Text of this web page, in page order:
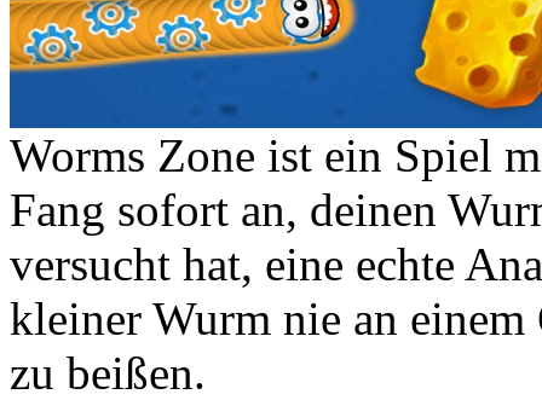
Worms Zone ist ein Spiel
Fang sofort an, deinen
versucht hat, eine echte
kleiner Wurm nie an
zu beißen.